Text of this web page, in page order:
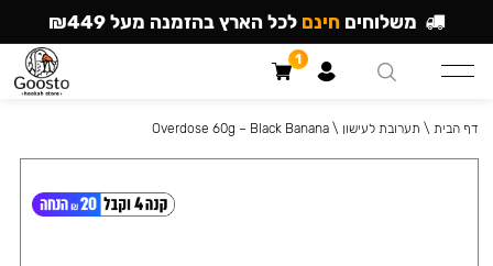
דף הבית \ תערובת לעישון \
Overdose 60g – Black Banana
משלוחים חינם לכל הארץ בהזמנה מעל ₪449
1